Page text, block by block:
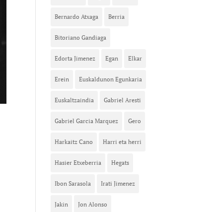
Bernardo Atxaga Berria
Bitoriano Gandiaga
Edorta Jimenez Egan Elkar
Erein Euskaldunon Egunkaria
Euskaltzaindia Gabriel Aresti
Gabriel Garcia Marquez Gero
Harkaitz Cano Harri eta herri
Hasier Etxeberria Hegats
Ibon Sarasola Irati Jimenez
Jakin Jon Alonso